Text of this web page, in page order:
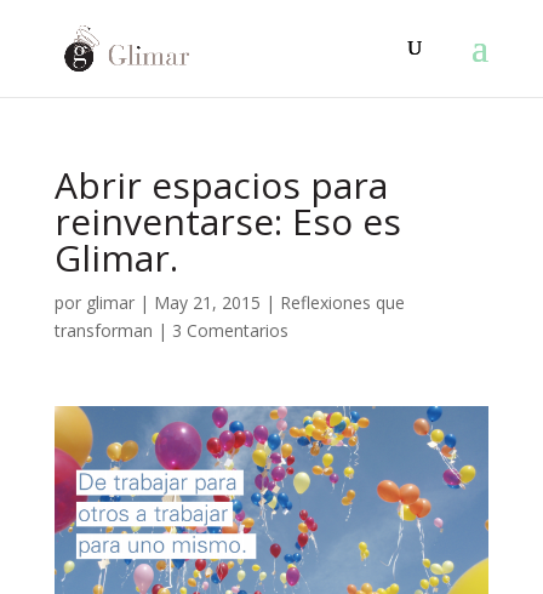
Abrir espacios para
reinventarse: Eso es
Glimar.
por glimar| May 21, 2015 | Reflexiones que
transforman | 3 Comentarios